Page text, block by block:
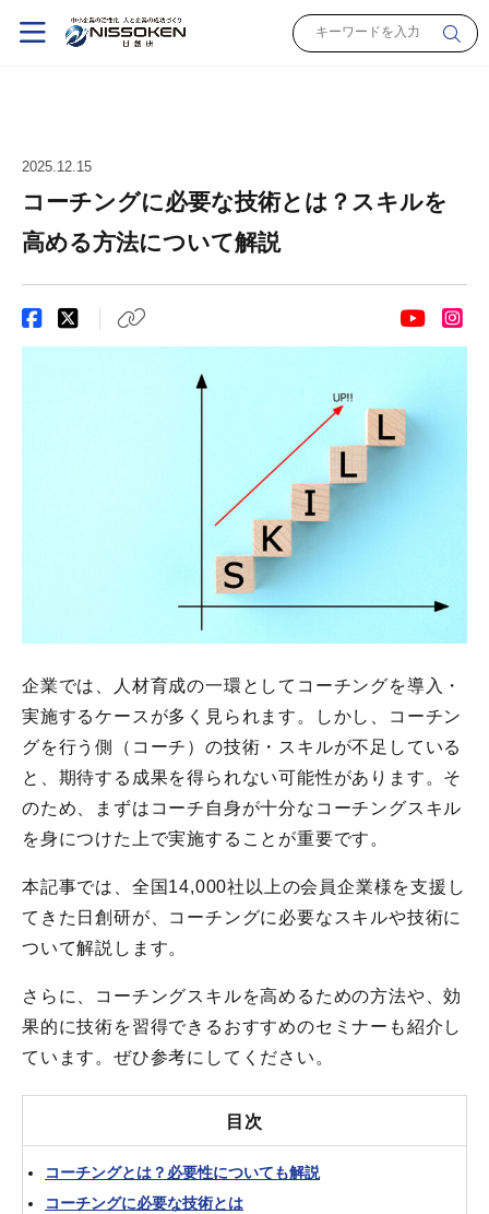
2025.12.15
コーチングに必要な技術とは？スキルを
高める方法について解説
企業では、人材育成の一環としてコーチングを導入・
実施するケースが多く見られます。しかし、コーチン
グを行う側（コーチ）の技術・スキルが不足している
と、期待する成果を得られない可能性があります。そ
のため、まずはコーチ自身が十分なコーチングスキル
を身につけた上で実施することが重要です。
本記事では、全国14,000社以上の会員企業様を支援し
てきた日創研が、コーチングに必要なスキルや技術に
ついて解説します。
さらに、コーチングスキルを高めるための方法や、効
果的に技術を習得できるおすすめのセミナーも紹介し
ています。ぜひ参考にしてください。
目次
コーチングとは？必要性についても解説
コーチングに必要な技術とは